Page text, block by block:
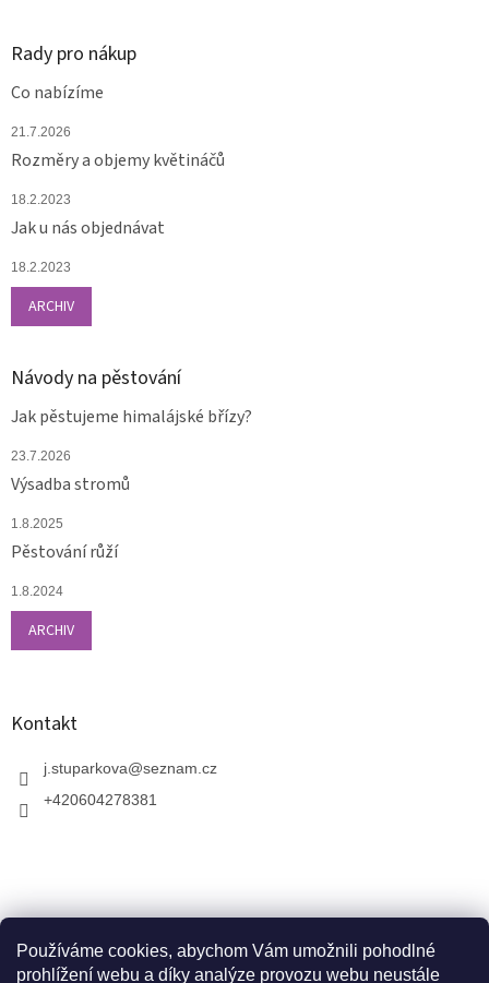
Používáme cookies, abychom Vám umožnili pohodlné
prohlížení webu a díky analýze provozu webu neustále
Rady pro nákup
Co nabízíme
21.7.2026
Rozměry a objemy květináčů
18.2.2023
Jak u nás objednávat
18.2.2023
ARCHIV
Návody na pěstování
Jak pěstujeme himalájské břízy?
23.7.2026
Výsadba stromů
1.8.2025
Pěstování růží
1.8.2024
ARCHIV
Kontakt
j.stuparkova@seznam.cz
+420604278381